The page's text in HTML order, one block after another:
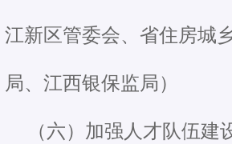
江新区管委会、省住房城
局、江西银保监局）
（六）加强人才队伍